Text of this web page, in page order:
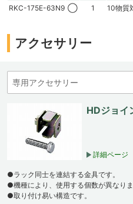
RKC-175E-63N9 ◯ 1 10物質
アクセサリー
HDジョイ
詳細ページ
●ラック同士を連結する金具です。
●機種により、使用する個数が異なりま
●取り付け易い構造です。